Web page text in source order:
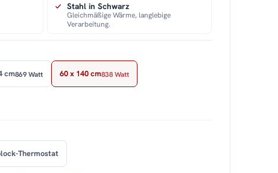
Stahl in Schwarz
Gleichmäßige Wärme, langlebige
Verarbeitung.
cm869 Watt 60 x 140 cm838 Watt
Thermostat